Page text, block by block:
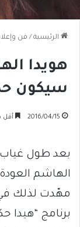
الرئيسية / فن
هويدا
سيكون
2016/04/15 أقل
بعد طول غياب
الهاشم
مهّدت لذلك
برنامج “هيدا